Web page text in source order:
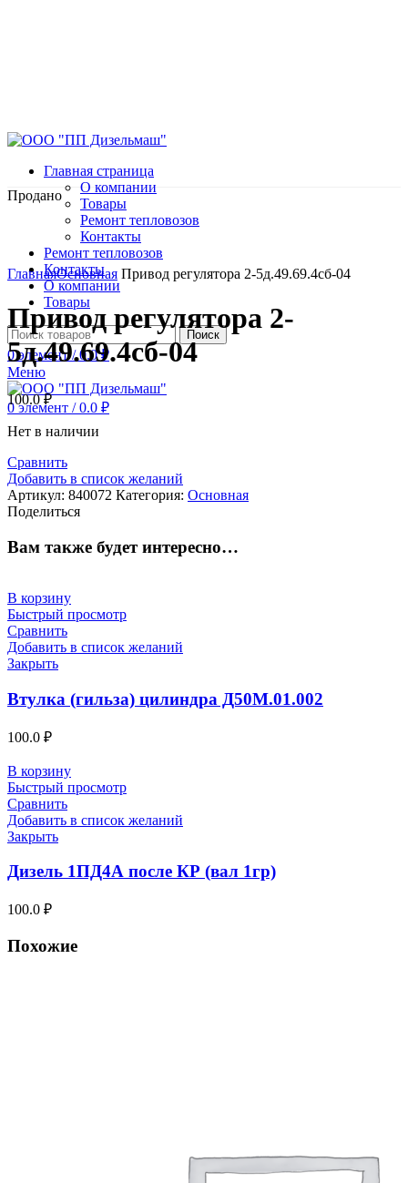
Главная страница
О компании
Товары
Ремонт тепловозов
Контакты
Ремонт тепловозов
Контакты
О компании
Товары
Поиск
0элемент / 0.0₽
Меню
0элемент / 0.0 ₽
Продано
Нажмите, чтобы увеличить
ГлавнаяОсновная Привод регулятора 2-5д.49.69.4сб-04
Привод регулятора 2-
5д.49.69.4сб-04
100.0₽
Нет в наличии
Сравнить
Добавить в список желаний
Артикул: 840072 Категория: Основная
Поделиться
Вам также будет интересно…
В корзину
Быстрый просмотр
Сравнить
Добавить в список желаний
Закрыть
Втулка (гильза) цилиндра Д50М.01.002
100.0 ₽
В корзину
Быстрый просмотр
Сравнить
Добавить в список желаний
Закрыть
Дизель 1ПД4А после КР (вал 1гр)
100.0 ₽
Похожие